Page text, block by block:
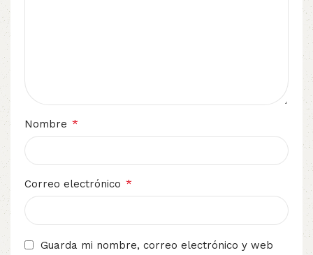
Nombre *
Correo electrónico *
Guarda mi nombre, correo electrónico y web